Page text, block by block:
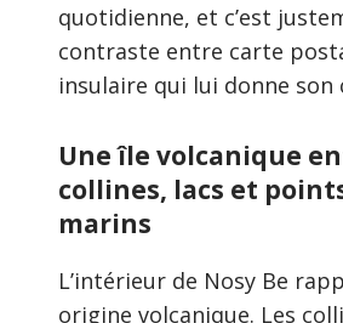
quotidienne, et c’est
contraste entre carte
insulaire qui lui donne son
Une île volcanique
collines, lacs et
marins
L’intérieur de Nosy Be
origine volcanique. Les